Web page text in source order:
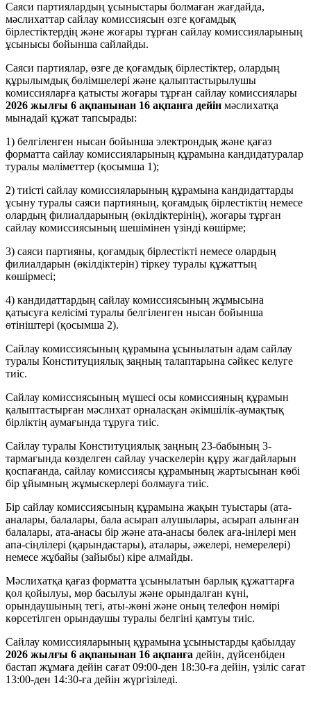
Саяси партиялардың ұсыныстары болмаған жағдайда,
мәслихаттар сайлау комиссиясын өзге қоғамдық
бірлестіктердің және жоғары тұрған сайлау комиссияларының
ұсынысы бойынша сайлайды.
Саяси партиялар, өзге де қоғамдық бірлестіктер, олардың
құрылымдық бөлімшелері және қалыптастырылушы
комиссияларға қатысты жоғары тұрған сайлау комиссиялары
2026 жылғы 6 ақпанынан 16 ақпанға дейін мәслихатқа
мынадай құжат тапсырады:
1) белгіленген нысан бойынша электрондық және қағаз
форматта сайлау комиссияларының құрамына кандидатуралар
туралы мәліметтер (қосымша 1);
2) тиісті сайлау комиссияларының құрамына кандидаттарды
ұсыну туралы саяси партияның, қоғамдық бірлестіктің немесе
олардың филиалдарының (өкілдіктерінің), жоғары тұрған
сайлау комиссиясының шешімінен үзінді көшірме;
3) саяси партияны, қоғамдық бірлестікті немесе олардың
филиалдарын (өкілдіктерін) тіркеу туралы құжаттың
көшірмесі;
4) кандидаттардың сайлау комиссиясының жұмысына
қатысуға келісімі туралы белгіленген нысан бойынша
өтініштері (қосымша 2).
Сайлау комиссиясының құрамына ұсынылатын адам сайлау
туралы Конституциялық заңның талаптарына сәйкес келуге
тиіс.
Сайлау комиссиясының мүшесі осы комиссияның құрамын
қалыптастырған мәслихат орналасқан әкімшілік-аумақтық
бірліктің аумағында тұруға тиіс.
Сайлау туралы Конституциялық заңның 23-бабының 3-
тармағында көзделген сайлау учаскелерін құру жағдайларын
қоспағанда, сайлау комиссиясы құрамының жартысынан көбі
бір ұйымның жұмыскерлері болмауға тиіс.
Бір сайлау комиссиясының құрамына жақын туыстары (ата-
аналары, балалары, бала асырап алушылары, асырап алынған
балалары, ата-анасы бір және ата-анасы бөлек аға-інілері мен
апа-сіңлілері (қарындастары), аталары, әжелері, немерелері)
немесе жұбайы (зайыбы) кіре алмайды.
Мәслихатқа қағаз форматта ұсынылатын барлық құжаттарға
қол қойылуы, мөр басылуы және орындалған күні,
орындаушының тегі, аты-жөні және оның телефон нөмірі
көрсетілген орындаушы туралы белгіні қамтуы тиіс.
Сайлау комиссияларының құрамына ұсыныстарды қабылдау
2026 жылғы 6 ақпанынан 16 ақпанға дейін, дүйсенбіден
бастап жұмаға дейін сағат 09:00-ден 18:30-ға дейін, үзіліс сағат
13:00-ден 14:30-ға дейін жүргізіледі.